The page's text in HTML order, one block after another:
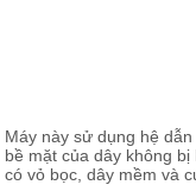
Máy này sử dụng hệ
bề mặt của dây không
có vỏ bọc, dây mềm và